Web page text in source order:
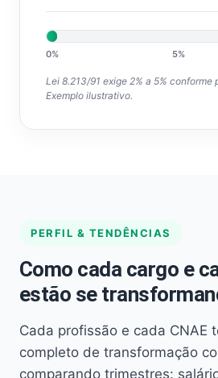
0% 5%
Lei 8.213/91 exige 2% a 5% conforme
Exemplo ilustrativo.
PERFIL & TENDÊNCIAS
Como cada cargo e
estão se
Cada profissão e cada CNAE
completo de transformação
comparando trimestres: